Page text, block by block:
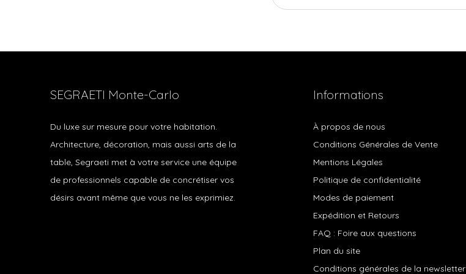
SEGRAETI Monte-Carlo
Du luxe sur mesure pour votre habitation.
Architecture, décoration, mais aussi arts de la
table, Segraeti met à votre service une équipe
de professionnels capable de concrétiser vos
désirs avant même que vous ne les exprimiez.
Informations
À propos de nous
Conditions Générales de Vente
Mentions Légales
Politique de confidentialité
Modes de paiement
Expédition et Retours
FAQ : Foire aux questions
Plan du site
Conditions générales de la newsletter